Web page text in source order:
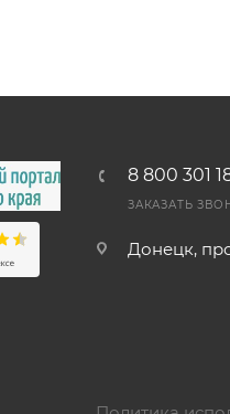
8 800 301
ЗАКАЗАТЬ
Донецк,